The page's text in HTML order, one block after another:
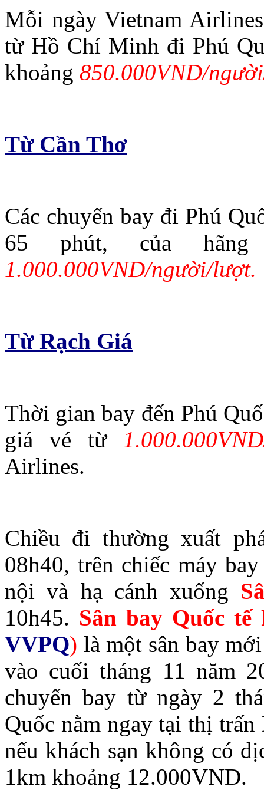
Mỗi ngày Vietnam
từ Hồ Chí Minh đi Phú
khoảng 850.000VND/
Từ Cần Thơ
Các chuyến bay đi Phú
65 phút, của
1.000.000VND/người/lượt.
Từ Rạch Giá
Thời gian bay đến Phú
giá vé từ
Airlines.
Chiều đi thường xuất
08h40, trên chiếc máy
nội và hạ cánh xuống
10h45. Sân bay Quốc
VVPQ) là một sân bay
vào cuối tháng 11 năm
chuyến bay từ ngày 2
Quốc nằm ngay tại thị
nếu khách sạn không có
1km khoảng 12.000VND.